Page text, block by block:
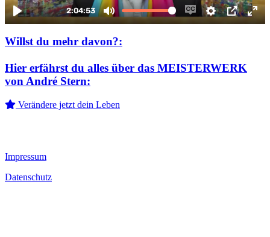
Willst du mehr davon?:
Hier erfährst du alles über das MEISTERWERK
von André Stern:
Verändere jetzt dein Leben
Impressum
Datenschutz